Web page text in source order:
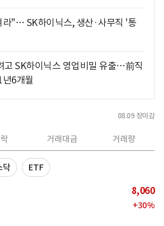
라"… SK하이닉스, 생산·사무직 '통
고 SK하이닉스 영업비밀 유출…前직
년6개월
08.09 장마감
거래대금 거래량
닥 ETF
8,060
+30%